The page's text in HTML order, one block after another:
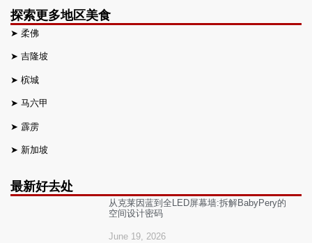
探索更多地区美食
➤ 柔佛
➤ 吉隆坡
➤ 槟城
➤ 马六甲
➤ 霹雳
➤ 新加坡
最新好去处
从克莱因蓝到全LED屏幕墙:拆解BabyPery的
空间设计密码
June 19, 2026